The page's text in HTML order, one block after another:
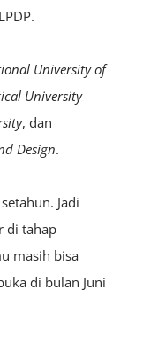
University of
University
, dan
Design.
Jadi
di tahap
masih bisa
di bulan Juni